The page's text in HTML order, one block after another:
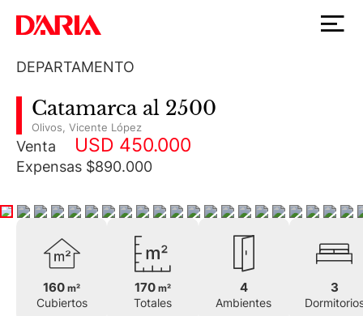
DEPARTAMENTO
Catamarca al 2500
Olivos Vicente López
Venta USD 450.000
Expensas $890.000
160m²
Cubiertos
170 m²
Totales
4
Ambientes
3